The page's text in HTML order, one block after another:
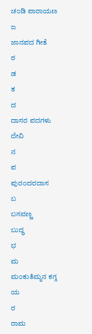
ಚಂಡಿ ಪಾರಾಯಣ
ಜ
ಜಾನಪದ ಗೀತೆ
ಠ
ಡ
ತ
ದ
ದಾಸರ ಪದಗಳು
ದೇವಿ
ನ
ಪ
ಪುರಂದರದಾಸ
ಬ
ಬಸವಣ್ಣ
ಬುದ್ಧ
ಭ
ಮ
ಮಂಕುತಿಮ್ಮನ ಕಗ್ಗ
ಯ
ರ
ರಾಮ